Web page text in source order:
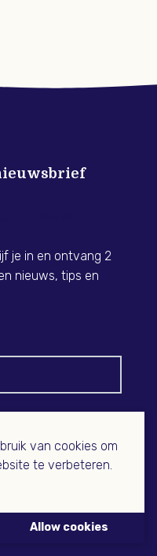
van cookies om
te verbeteren.
Allow cookies
je in en ontvang 2
nieuws, tips en
Buitenleven-nieuws